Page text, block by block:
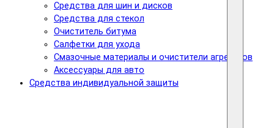
Средства для шин и дисков
Средства для стекол
Очиститель битума
Салфетки для ухода
Смазочные материалы и очистители агрегатов
Аксессуары для авто
Средства индивидуальной защиты